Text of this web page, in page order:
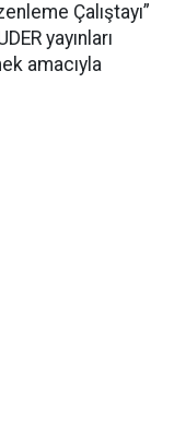
Çalıştayı”
yayınları
amacıyla